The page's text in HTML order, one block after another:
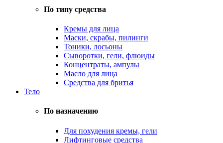
По типу средства
Кремы для лица
Маски, скрабы, пилинги
Тоники, лосьоны
Сыворотки, гели, флюиды
Концентраты, ампулы
Масло для лица
Средства для бритья
Тело
По назначению
Для похудения кремы, гели
Лифтинговые средства